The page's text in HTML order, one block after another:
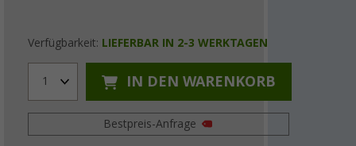
Verfügbarkeit: LIEFERBAR IN 2-3 WERKTAGEN
1 IN DEN WARENKORB
Bestpreis-Anfrage